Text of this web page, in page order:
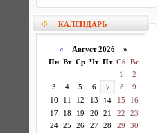
КАЛЕНДАРЬ
« Август 2026 »
Пн Вт Ср Чт Пт Сб Вс
1
2
3
4 5 6 7 8
9
10
11 12 13 14 15
16
17
18 19 20 21 22
23
24
25 26 27 28 29
30